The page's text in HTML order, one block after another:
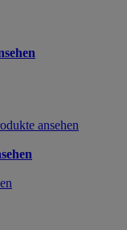
ansehen